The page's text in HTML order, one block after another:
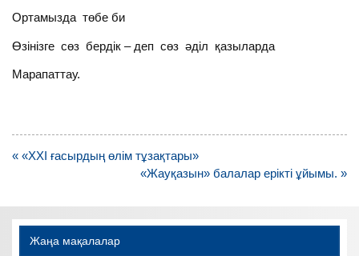
Ортамызда төбе би
Өзінізге сөз бердік – деп сөз әділ қазыларда
Марапаттау.
Навигация
« «ХХІ ғасырдың өлім тұзақтары»
«Жауқазын» балалар ерікті ұйымы. »
Жаңа мақалалар